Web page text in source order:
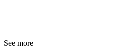
See more